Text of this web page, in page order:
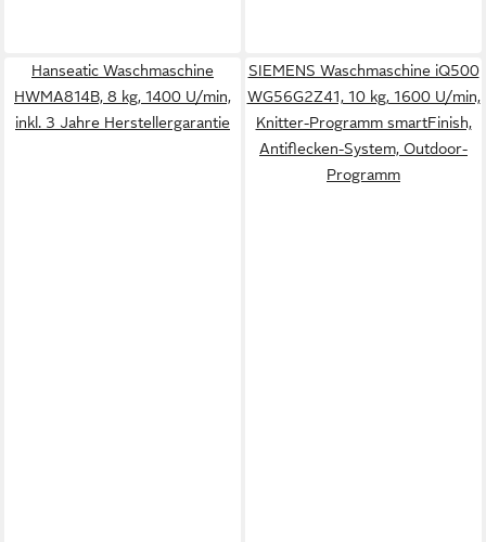
Hanseatic Waschmaschine
HWMA814B, 8 kg, 1400 U/min,
inkl. 3 Jahre Herstellergarantie
SIEMENS Waschmaschine iQ500
WG56G2Z41, 10 kg, 1600 U/min,
Knitter-Programm smartFinish,
Antiflecken-System, Outdoor-
Programm